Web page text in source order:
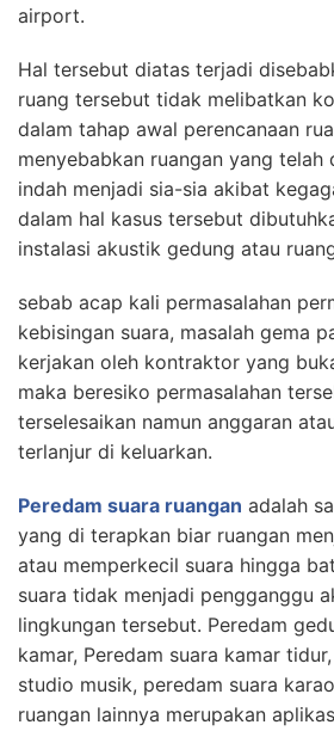
airport.
Hal tersebut diatas terjadi
ruang tersebut tidak melibatkan
dalam tahap awal perencanaan
menyebabkan ruangan yang telah
indah menjadi sia-sia akibat
dalam hal kasus tersebut
instalasi akustik gedung atau
sebab acap kali permasalahan
kebisingan suara, masalah gema
kerjakan oleh kontraktor yang
maka beresiko permasalahan
terselesaikan namun anggaran
terlanjur di keluarkan.
Peredam suara ruangan adalah
yang di terapkan biar ruangan
atau memperkecil suara hingga
suara tidak menjadi pengganggu
lingkungan tersebut. Peredam
kamar, Peredam suara kamar
studio musik, peredam suara
ruangan lainnya merupakan